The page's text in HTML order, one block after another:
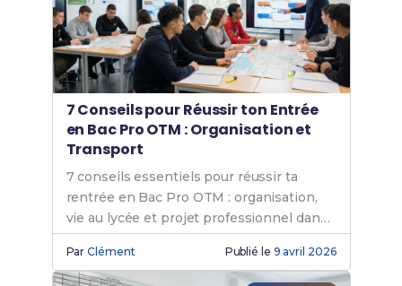
7 Conseils pour Réussir ton Entrée
en Bac Pro OTM : Organisation et
Transport
7 conseils essentiels pour réussir ta
rentrée en Bac Pro OTM : organisation,
vie au lycée et projet professionnel dans
le transport.
ParClément Publié le 9 avril 2026